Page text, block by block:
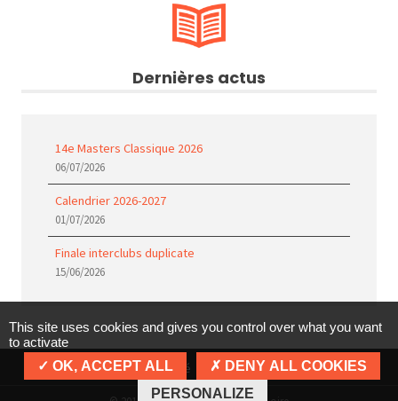
Dernières actus
14e Masters Classique 2026
06/07/2026
Calendrier 2026-2027
01/07/2026
Finale interclubs duplicate
15/06/2026
Politique de confidentialité Mentions légales Cookies
This site uses cookies and gives you control over what you want
to activate
OK, ACCEPT ALL
DENY ALL COOKIES
PERSONALIZE